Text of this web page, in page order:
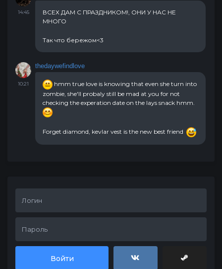
14:45
ВСЕХ ДАМ С ПРАЗДНИКОМ!, ОНИ У НАС НЕ
МНОГО
Так что бережом<3
10:21
thedaywefindlove
hmm true love is knowing that even she turn into
zombie, she'll probaly still be mad at you for not
checking the experation date on the lays snack hmm.
Forget diamond, kevlar vest is the new best friend
Войти